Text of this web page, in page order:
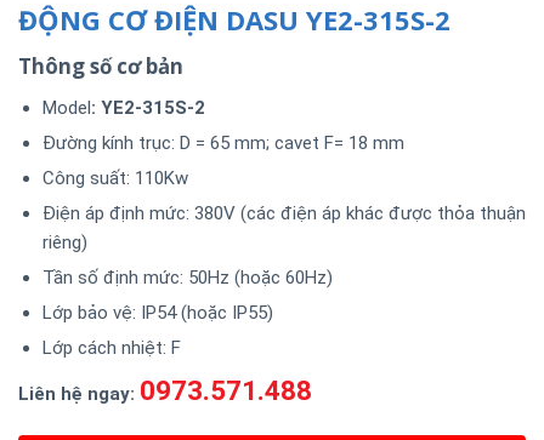
ĐỘNG CƠ ĐIỆN DASU YE2-315S-2
Thông số cơ bản
Model: YE2-315S-2
Đường kính trục: D = 65 mm; cavet F= 18 mm
Công suất: 110Kw
Điện áp định mức: 380V (các điện áp khác được thỏa thuận
riêng)
Tần số định mức: 50Hz (hoặc 60Hz)
Lớp bảo vệ: IP54 (hoặc IP55)
Lớp cách nhiệt: F
Liên hệ ngay: 0973.571.488